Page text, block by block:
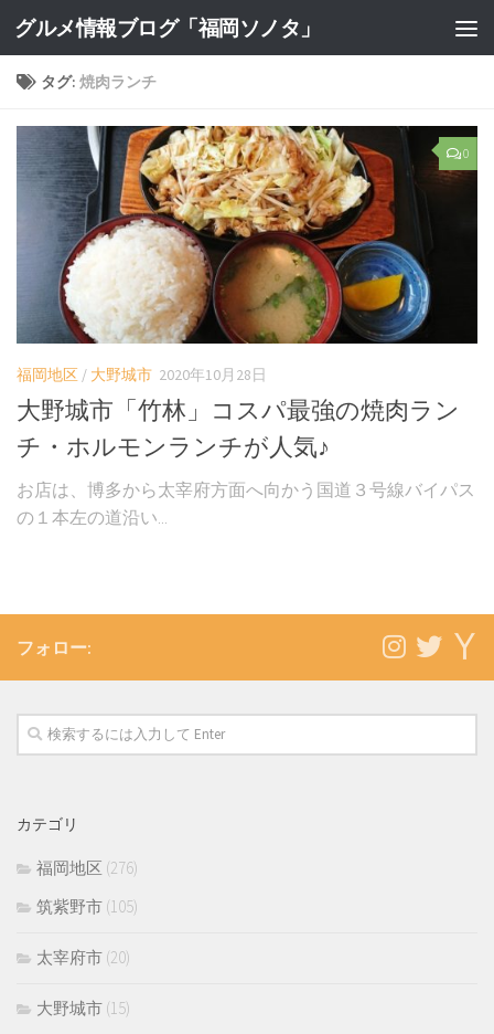
グルメ情報ブログ「福岡ソノタ」
タグ: 焼肉ランチ
0
福岡地区 / 大野城市 2020年10月28日
大野城市「竹林」コスパ最強の焼肉ラン
チ・ホルモンランチが人気♪
お店は、博多から太宰府方面へ向かう国道３号線バイパス
の１本左の道沿い...
フォロー:
カテゴリ
福岡地区 (276)
筑紫野市 (105)
太宰府市 (20)
大野城市 (15)